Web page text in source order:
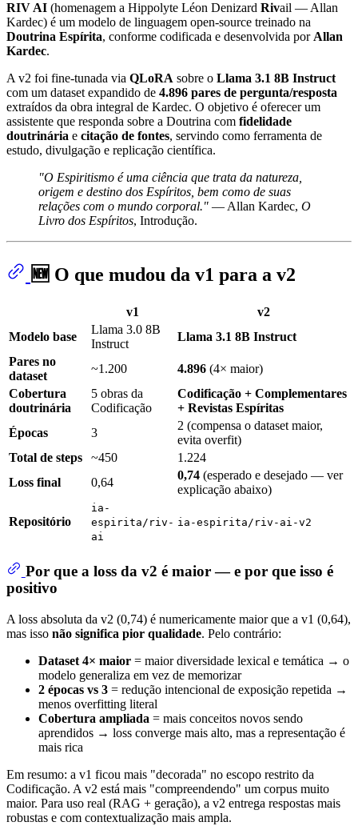
RIV AI (homenagem a Hippolyte Léon Denizard Rivail — Allan
Kardec) é um modelo de linguagem open-source treinado na
Doutrina Espírita, conforme codificada e desenvolvida por Allan
Kardec.
A v2 foi fine-tunada via QLoRA sobre o Llama 3.1 8B Instruct
com um dataset expandido de 4.896 pares de pergunta/resposta
extraídos da obra integral de Kardec. O objetivo é oferecer um
assistente que responda sobre a Doutrina com fidelidade
doutrinária e citação de fontes, servindo como ferramenta de
estudo, divulgação e replicação científica.
"O Espiritismo é uma ciência que trata da natureza,
origem e destino dos Espíritos, bem como de suas
relações com o mundo corporal." — Allan Kardec, O
Livro dos Espíritos, Introdução.
🆕 O que mudou da v1 para a v2
v1
v2
Modelo base
Llama 3.0 8B
Instruct
Llama 3.1 8B Instruct
Pares no
dataset
~1.200 4.896 (4× maior)
Cobertura
doutrinária
5 obras da
Codificação
Codificação + Complementares
+ Revistas Espíritas
Épocas
3
2 (compensa o dataset maior,
evita overfit)
Total de steps
~450
1.224
Loss final
0,64
0,74 (esperado e desejado — ver
explicação abaixo)
Repositório
ia-
espirita/riv-
ai
ia-espirita/riv-ai-v2
Por que a loss da v2 é maior — e por que isso é
positivo
A loss absoluta da v2 (0,74) é numericamente maior que a v1 (0,64),
mas isso não significa pior qualidade. Pelo contrário:
Dataset 4× maior = maior diversidade lexical e temática → o
modelo generaliza em vez de memorizar
2 épocas vs 3 = redução intencional de exposição repetida →
menos overfitting literal
Cobertura ampliada = mais conceitos novos sendo
aprendidos → loss converge mais alto, mas a representação é
mais rica
Em resumo: a v1 ficou mais "decorada" no escopo restrito da
Codificação. A v2 está mais "compreendendo" um corpus muito
maior. Para uso real (RAG + geração), a v2 entrega respostas mais
robustas e com contextualização mais ampla.